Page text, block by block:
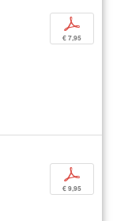
p
€ 7,95
p
€ 9,95